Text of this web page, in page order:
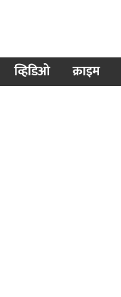
व्हिडिओ क्राइम